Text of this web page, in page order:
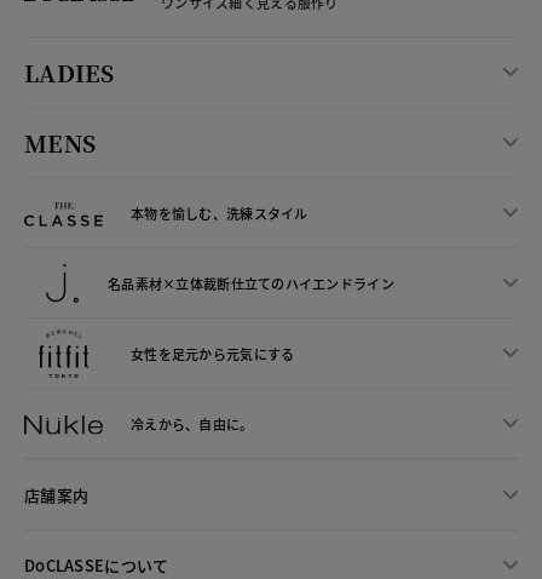
LADIES
MENS
本物を愉しむ、洗練スタイル
名品素材×立体裁断仕立てのハイエンドライン
女性を足元から元気にする
冷えから、 自由に。
店舗案内
DoCLASSEについて